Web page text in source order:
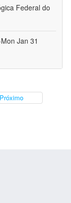
Federal do
Jan 31
Próximo